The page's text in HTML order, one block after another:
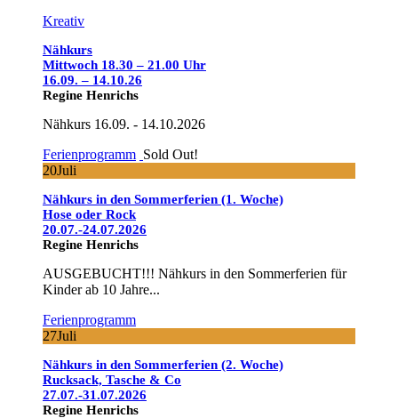
Kreativ
Nähkurs
Mittwoch 18.30 – 21.00 Uhr
16.09. – 14.10.26
Regine Henrichs
Nähkurs 16.09. - 14.10.2026
Ferienprogramm Sold Out!
20Juli
Nähkurs in den Sommerferien (1. Woche)
Hose oder Rock
20.07.-24.07.2026
Regine Henrichs
AUSGEBUCHT!!! Nähkurs in den Sommerferien für
Kinder ab 10 Jahre...
Ferienprogramm
27Juli
Nähkurs in den Sommerferien (2. Woche)
Rucksack, Tasche & Co
27.07.-31.07.2026
Regine Henrichs